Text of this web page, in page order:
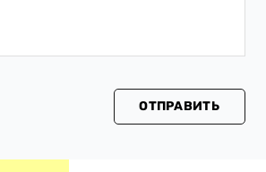
ОТПРАВИТЬ